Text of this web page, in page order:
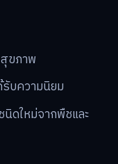
ขภาพ
บความนิยม
ดใหม่จากพืชและ